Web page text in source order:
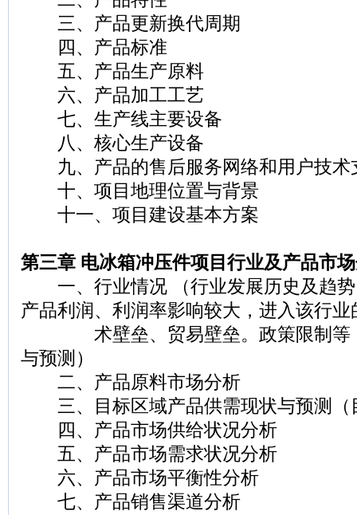
三、产品更新换代周期
四、产品标准
五、产品生产原料
六、产品加工工艺
七、生产线主要设备
八、核心生产设备
九、产品的售后服务网络和用户技术
十、项目地理位置与背景
十一、项目建设基本方案
第三章 电冰箱冲压件项目行业及产品市
一、行业情况 （行业发展历史及趋势
产品利润、利润率影响较大，进入该行业
术壁垒、贸易壁垒。政策限制等，
与预测）
二、产品原料市场分析
三、目标区域产品供需现状与预测（
四、产品市场供给状况分析
五、产品市场需求状况分析
六、产品市场平衡性分析
七、产品销售渠道分析